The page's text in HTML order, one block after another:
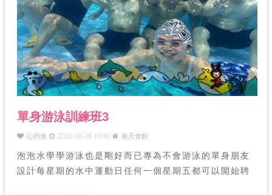
單身游泳訓練班3
心約會 2026-08-28 19:30 春天會館
泡泡水學學游泳也是剛好而已專為不會游泳的單身朋友
設計每星期的水中運動日任何一個星期五都可以開始聘